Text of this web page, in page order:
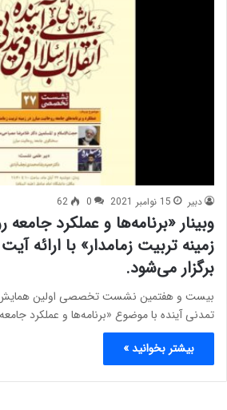
دبیر 15 نوامبر 2021 0
62
وبینار «برنامه‌ها و عملکرد جامعه
زمینه تربیت زمامدار» با ارائه
برگزار می‌شود.
بیست و هفتمین نشست تخصصی اولین همایش
تمدنی آینده با موضوع «برنامه‌ها و عملکرد
بیشتر بخوانید »